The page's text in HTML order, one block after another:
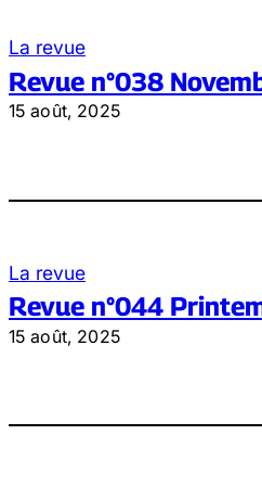
La revue
Revue n°038
15 août, 2025
La revue
Revue n°044
15 août, 2025